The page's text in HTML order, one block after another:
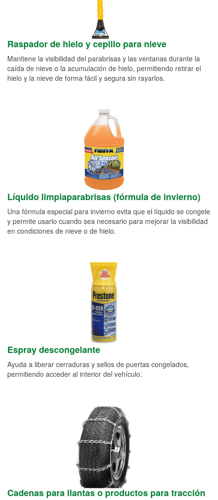
Raspador de hielo y cepillo para nieve
Mantiene la visibilidad del parabrisas y las ventanas durante la
caída de nieve o la acumulación de hielo, permitiendo retirar el
hielo y la nieve de forma fácil y segura sin rayarlos.
Líquido limpiaparabrisas (fórmula de invierno)
Una fórmula especial para invierno evita que el líquido se congele
y permite usarlo cuando sea necesario para mejorar la visibilidad
en condiciones de nieve o de hielo.
Espray descongelante
Ayuda a liberar cerraduras y sellos de puertas congelados,
permitiendo acceder al interior del vehículo.
Cadenas para llantas o productos para tracción